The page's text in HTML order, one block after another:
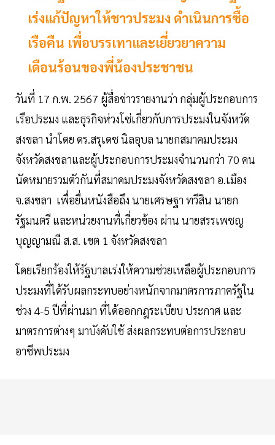
เร่งแก้ปัญหาให้ชาวประมง ดำเนินการซื้อ
เรือคืน เพื่อบรรเทาและเยี่ยวยาความ
เดือนร้อนของพี่น้องประชาชน
วันที่ 17 ก.พ. 2567 ผู้สื่อข่าวรายงานว่า กลุ่มผู้ประกอบการ
เรือประมง และธุรกิจห่วงโซ่เกี่ยวกับการประมงในจังหวัด
สงขลา นำโดย ดร.สรุเดช นิลอุบล นายกสมาคมประมง
จังหวัดสงขลาและผู้ประกอบการประมงจำนวนกว่า 70 คน
นัดหมายรวมตัวกันที่สมาคมประมงจังหวัดสงขลา อ.เมือง
จ.สงขลา เพื่อยื่นหนังสือถึง นายเศรษฐา ทวีสิน นายก
รัฐมนตรี และหน่วยงานที่เกี่ยวข้อง ผ่าน นายสรรเพชญ
บุญญามณี ส.ส. เขต 1 จังหวัดสงขลา
โดยเรียกร้องให้รัฐบาลเร่งให้ความช่วยเหลือผู้ประกอบการ
ประมงที่ได้รับผลกระทบอย่างหนักจากมาตรการภาครัฐใน
ช่วง 4-5 ปีที่ผ่านมา ที่ได้ออกกฎระเบียบ ประกาศ และ
มาตรการต่างๆ มาบังคับใช้ ส่งผลกระทบต่อการประกอบ
อาชีพประมง